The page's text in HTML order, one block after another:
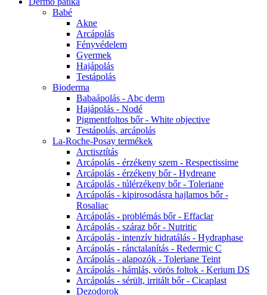
Babé
Akne
Arcápolás
Fényvédelem
Gyermek
Hajápolás
Testápolás
Bioderma
Babaápolás - Abc derm
Hajápolás - Nodé
Pigmentfoltos bőr - White objective
Testápolás, arcápolás
La-Roche-Posay termékek
Arctisztítás
Arcápolás - érzékeny szem - Respectissime
Arcápolás - érzékeny bőr - Hydreane
Arcápolás - túlérzékeny bőr - Toleriane
Arcápolás - kipirosodásra hajlamos bőr -
Rosaliac
Arcápolás - problémás bőr - Effaclar
Arcápolás - száraz bőr - Nutritic
Arcápolás - intenzív hidratálás - Hydraphase
Arcápolás - ránctalanítás - Redermic C
Arcápolás - alapozók - Toleriane Teint
Arcápolás - hámlás, vörös foltok - Kerium DS
Arcápolás - sérült, irritált bőr - Cicaplast
Dezodorok